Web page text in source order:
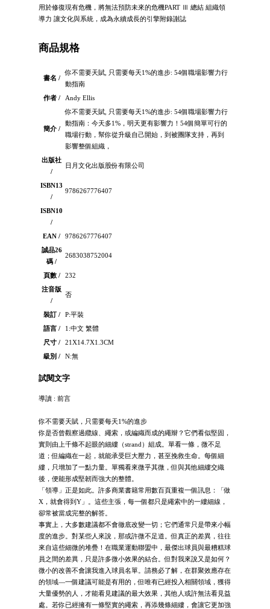
用於修復現有危機，將無法預防未來的危機PART Ⅲ 總結 組織領
導力 讓文化與系統，成為永續成長的引擎附錄謝誌
商品規格
書名 /
你不需要天賦, 只需要每天1%的進步: 54個職場影響力行
動指南
作者 /
Andy Ellis
簡介 /
你不需要天賦, 只需要每天1%的進步: 54個職場影響力行
動指南：今天多1%，明天更有影響力！54個簡單可行的
職場行動，幫你從升級自己開始，到被團隊支持，再到
影響整個組織，
出版社
/
日月文化出版股份有限公司
ISBN13
/
9786267776407
ISBN10
/
EAN /
9786267776407
誠品26
碼 /
2683038752004
頁數 /
232
注音版
/
否
裝訂 /
P:平裝
語言 /
1:中文 繁體
尺寸 /
21X14.7X1.3CM
級別 /
N:無
試閱文字
導讀 : 前言
你不需要天賦，只需要每天1%的進步
你是否曾觀察過纜線、繩索，或編織而成的繩辮？它們看似堅固，
實則由上千條不起眼的細縷（strand）組成。單看一條，微不足
道；但編織在一起，就能承受巨大壓力，甚至挽救生命。每個細
縷，只增加了一點力量。單獨看來微乎其微，但與其他細縷交織
後，便能形成堅韌而強大的整體。
「領導」正是如此。許多商業書籍常用數百頁重複一個訊息：「做
X，就會得到Y」。這些主張，每一個都只是繩索中的一縷細線，
卻常被當成完整的解答。
事實上，大多數建議都不會徹底改變一切；它們通常只是帶來小幅
度的進步。對某些人來說，那或許微不足道。但真正的差異，往往
來自這些細微的堆疊！在職業運動聯盟中，最傑出球員與最糟糕球
員之間的差異，只是許多微小效果的結合。但對我來說又是如何？
微小的改善不會讓我進入球員名單。請務必了解，在群聚效應存在
的領域—一個建議可能是有用的，但唯有已經投入相關領域，獲得
大量優勢的人，才能看見建議的最大效果，其他人或許無法看見益
處。若你已經擁有一條堅實的繩索，再添幾條細縷，會讓它更加強